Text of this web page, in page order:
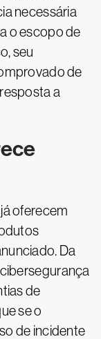
necessária
o escopo de
seu
de
a
oferecem
Da
de
se o
de incidente